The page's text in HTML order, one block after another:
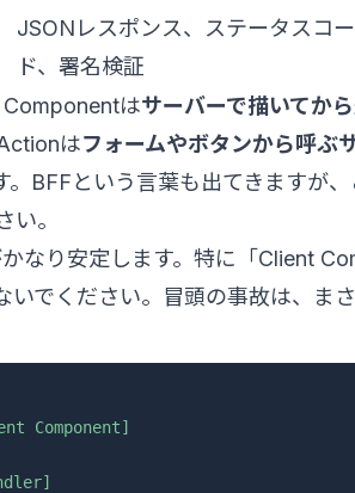
JSONレスポンス、ステータスコー
ド、署名検証
Componentはサーバーで描いてか
はフォームやボタンから呼ぶ
。BFFという言葉も出てきますが
。
なり安定します。特に「Client
でください。冒頭の事故は、ま
Component]